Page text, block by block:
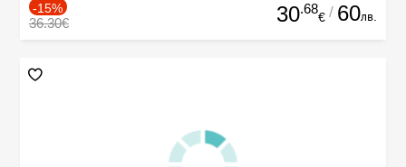
-15%
36.30€ 30.68
€ / 60лв.